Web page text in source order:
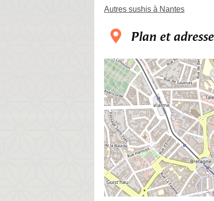
Autres sushis à Nantes
Plan et adresse